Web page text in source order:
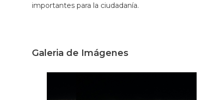
importantes para la ciudadanía.
Galeria de Imágenes